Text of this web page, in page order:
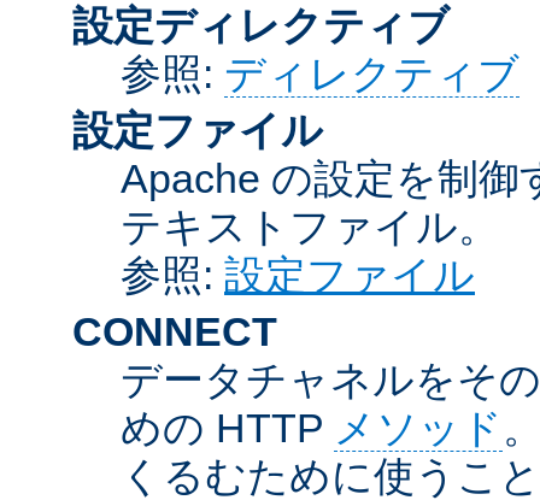
設定ディレクティブ
参照: ディレクティブ
設定ファイル
Apache の設定を制
テキストファイル。
参照: 設定ファイル
CONNECT
データチャネルをそ
めの HTTP メソッド
くるむために使うこ